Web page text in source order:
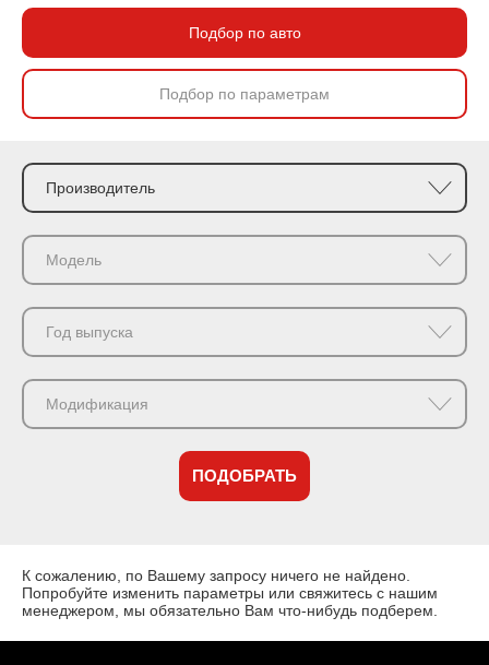
Подбор по авто
Подбор по параметрам
Производитель
Модель
Год выпуска
Модификация
ПОДОБРАТЬ
К сожалению, по Вашему запросу ничего не найдено.
Попробуйте изменить параметры или свяжитесь с нашим
менеджером, мы обязательно Вам что-нибудь подберем.